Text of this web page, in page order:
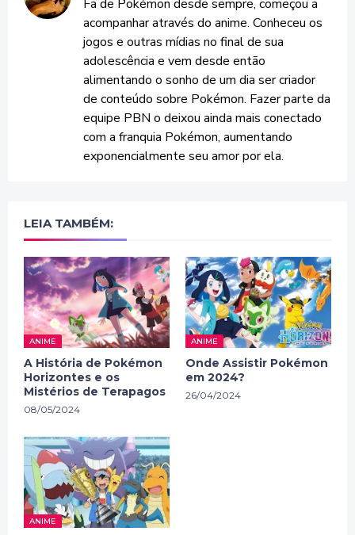
Fã de Pokémon desde sempre, começou a
acompanhar através do anime. Conheceu os
jogos e outras mídias no final de sua
adolescência e vem desde então
alimentando o sonho de um dia ser criador
de conteúdo sobre Pokémon. Fazer parte da
equipe PBN o deixou ainda mais conectado
com a franquia Pokémon, aumentando
exponencialmente seu amor por ela.
LEIA TAMBÉM:
ANIME
A História de Pokémon
Horizontes e os
Mistérios de Terapagos
08/05/2024
ANIME
Onde Assistir Pokémon
em 2024?
26/04/2024
ANIME